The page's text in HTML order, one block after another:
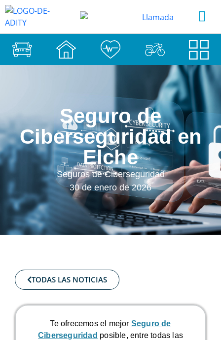
Seguro de
Ciberseguridad en
Elche
Seguros de Ciberseguridad
30 de enero de 2026
TODAS LAS NOTICIAS
Te ofrecemos el mejor Seguro de
Ciberseguridad posible, entre todas las